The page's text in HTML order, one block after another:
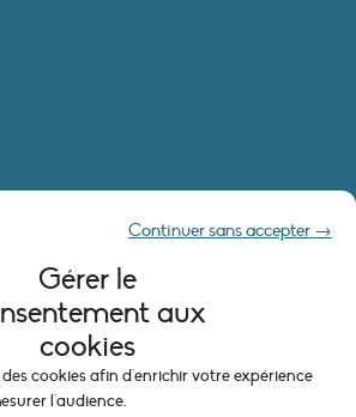
Gérer le
aux
cookies
cookies afin d'enrichir votre expérience
l'audience.
Continuer sans accepter →
LÉGALES
(UE)